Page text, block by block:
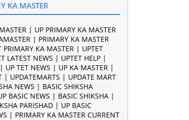
KA MASTER
| UP PRIMARY KA MASTER
| PRIMARY KA MASTER
KA MASTER | UPTET
LATEST NEWS | UPTET HELP |
UP TET NEWS | UP KA MASTER |
| UPDATEMARTS | UPDATE MART
NEWS | BASIC SHIKSHA
BASIC NEWS | BASIC SHIKSHA |
PARISHAD | UP BASIC
| PRIMARY KA MASTER CURRENT